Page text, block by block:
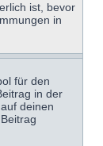
ist, bevor
in
für den
in der
deinen